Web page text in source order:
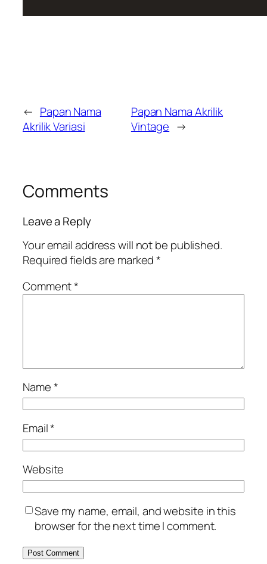
← Papan Nama
Akrilik Variasi
Papan Nama Akrilik
Vintage →
Comments
Leave a Reply
Your email address will not be published.
Required fields are marked*
Comment*
Name*
Email*
Website
Save my name, email, and website in this
browser for the next time I comment.